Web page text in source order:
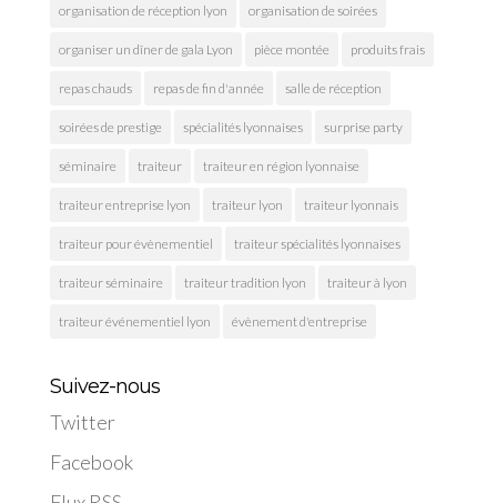
organisation de réception lyon organisation de soirées
organiser un dîner de gala Lyon pièce montée produits frais
repas chauds repas de fin d'année salle de réception
soirées de prestige spécialités lyonnaises surprise party
séminaire traiteur traiteur en région lyonnaise
traiteur entreprise lyon traiteur lyon traiteur lyonnais
traiteur pour évènementiel traiteur spécialités lyonnaises
traiteur séminaire traiteur tradition lyon traiteur à lyon
traiteur événementiel lyon évènement d'entreprise
Suivez-nous
Twitter
Facebook